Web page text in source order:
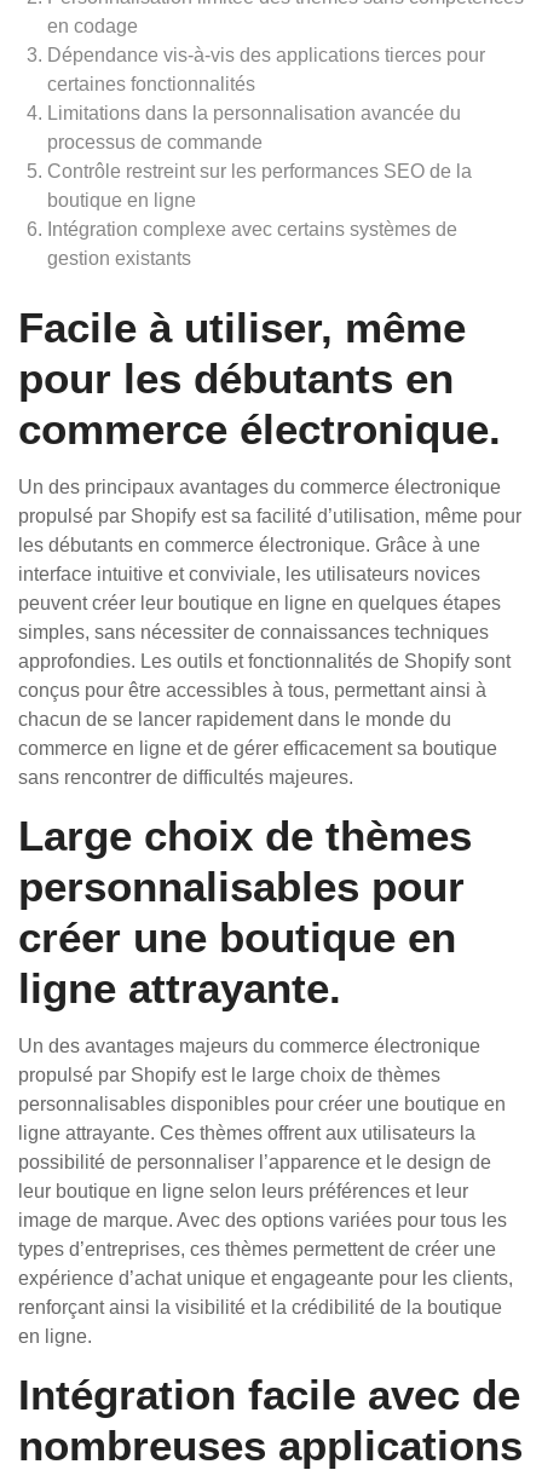
en codage
Dépendance vis-à-vis des applications tierces pour
certaines fonctionnalités
Limitations dans la personnalisation avancée du
processus de commande
Contrôle restreint sur les performances SEO de la
boutique en ligne
Intégration complexe avec certains systèmes de
gestion existants
Facile à utiliser, même
pour les débutants en
commerce électronique.
Un des principaux avantages du commerce électronique
propulsé par Shopify est sa facilité d’utilisation, même pour
les débutants en commerce électronique. Grâce à une
interface intuitive et conviviale, les utilisateurs novices
peuvent créer leur boutique en ligne en quelques étapes
simples, sans nécessiter de connaissances techniques
approfondies. Les outils et fonctionnalités de Shopify sont
conçus pour être accessibles à tous, permettant ainsi à
chacun de se lancer rapidement dans le monde du
commerce en ligne et de gérer efficacement sa boutique
sans rencontrer de difficultés majeures.
Large choix de thèmes
personnalisables pour
créer une boutique en
ligne attrayante.
Un des avantages majeurs du commerce électronique
propulsé par Shopify est le large choix de thèmes
personnalisables disponibles pour créer une boutique en
ligne attrayante. Ces thèmes offrent aux utilisateurs la
possibilité de personnaliser l’apparence et le design de
leur boutique en ligne selon leurs préférences et leur
image de marque. Avec des options variées pour tous les
types d’entreprises, ces thèmes permettent de créer une
expérience d’achat unique et engageante pour les clients,
renforçant ainsi la visibilité et la crédibilité de la boutique
en ligne.
Intégration facile avec de
nombreuses applications